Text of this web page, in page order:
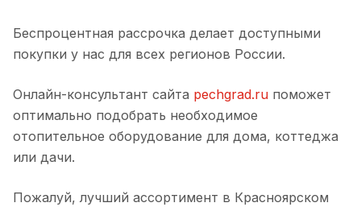
Беспроцентная рассрочка делает доступными
покупки у нас для всех регионов России.
Онлайн-консультант сайта pechgrad.ru поможет
оптимально подобрать необходимое
отопительное оборудование для дома, коттеджа
или дачи.
Пожалуй, лучший ассортимент в Красноярском